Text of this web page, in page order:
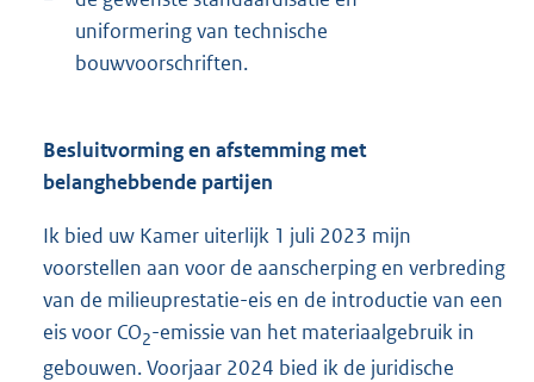
uniformering van technische
bouwvoorschriften.
Besluitvorming en afstemming met
belanghebbende partijen
Ik bied uw Kamer uiterlijk 1 juli 2023 mijn
voorstellen aan voor de aanscherping en verbreding
van de milieuprestatie-eis en de introductie van een
eis voor CO2-emissie van het materiaalgebruik in
gebouwen. Voorjaar 2024 bied ik de juridische